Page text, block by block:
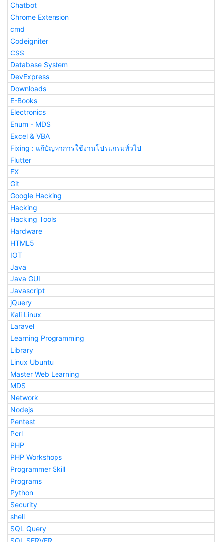
Chatbot
Chrome Extension
cmd
Codeigniter
CSS
Database System
DevExpress
Downloads
E-Books
Electronics
Enum - MDS
Excel & VBA
Fixing : แก้ปัญหาการใช้งานโปรแกรมทั่วไป
Flutter
FX
Git
Google Hacking
Hacking
Hacking Tools
Hardware
HTML5
IOT
Java
Java GUI
Javascript
jQuery
Kali Linux
Laravel
Learning Programming
Library
Linux Ubuntu
Master Web Learning
MDS
Network
Nodejs
Pentest
Perl
PHP
PHP Workshops
Programmer Skill
Programs
Python
Security
shell
SQL Query
SQL SERVER